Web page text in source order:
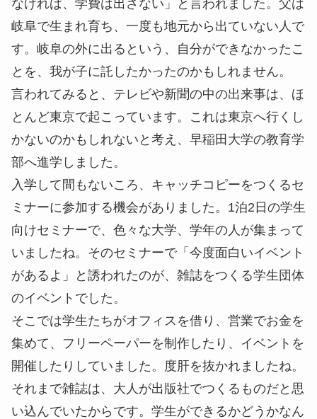
なければ、学費は出さない」と言われました。父は
岐阜で生まれ育ち、一度も地元から出ていない人で
す。岐阜の外に出るという、自分ができなかったこ
とを、我が子に託したかったのかもしれません。
言われてみると、テレビや新聞の中の出来事は、ほ
とんど東京で起こっています。これは東京へ行くし
かないのかもしれないと考え、早稲田大学の教育学
部へ進学しました。
入学して間もないころ、キャッチコピーをつくるセ
ミナーに参加する機会がありました。1泊2日の学生
向けセミナーで、色々な大学、学年の人が集まって
いましたね。そのセミナーで「今度面白いイベント
があるよ」と誘われたのが、雑誌をつくる学生団体
のイベントでした。
そこでは学生たちがオフィスを借り、営業でお金を
集めて、フリーペーパーを制作したり、イベントを
開催したりしていました。度肝を抜かれましたね。
それまで雑誌は、大人が出版社でつくるものだと思
い込んでいたからです。学生ができるかどうかなん